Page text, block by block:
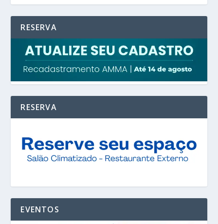
RESERVA
RESERVA
EVENTOS